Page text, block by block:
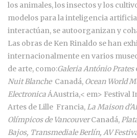
los animales, los insectos y los
modelos para la inteligencia
interactúan, se autoorganizan y
Las obras de Ken Rinaldo se han
internacionalmente en varios
de arte, como:Galeria António Prates
Nuit Blanche Canadá, Ocean World
ElectronicaÁAustria,< em> Festival
Artes de Lille Francia,La Maison
Olímpicos de VancouverCanadá,
Bajos, TransmedialeBerlín, AV